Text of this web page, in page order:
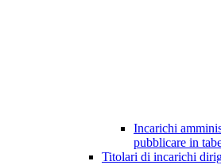
Incarichi
pubblicare in
Titolari di incarichi